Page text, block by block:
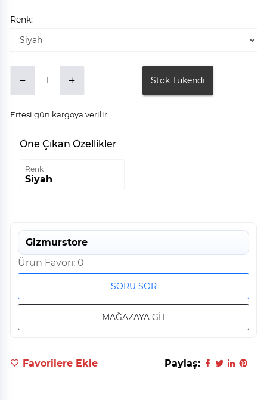
Renk:
Stok Tükendi
Ertesi gün kargoya verilir.
Öne Çıkan Özellikler
Renk
Siyah
Gizmurstore
Ürün Favori: 0
SORU SOR
MAĞAZAYA GİT
Favorilere Ekle Paylaş: